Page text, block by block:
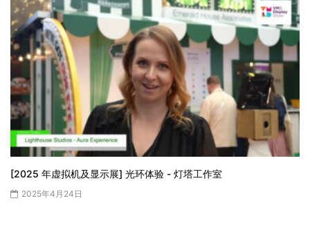
[2025 年虚拟机及显示展] 光环体验 - 灯塔工作室
2025年4月24日